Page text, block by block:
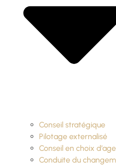
Conseil stratégique
Pilotage externalisé
Conseil en choix
Conduite du